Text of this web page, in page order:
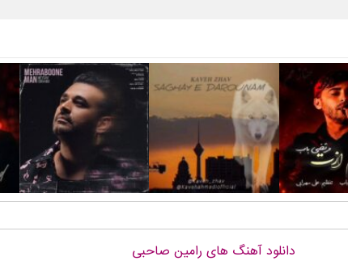
دانلود آهنگ های رامین صاحبی